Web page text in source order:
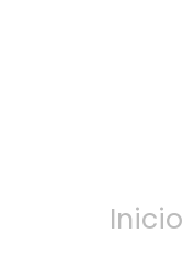
Inicio